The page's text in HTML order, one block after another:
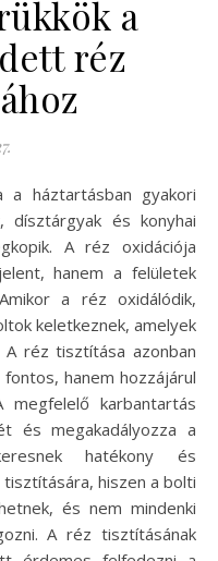
a
réz
és konyhai
A réz oxidációja
hanem a felületek
a réz oxidálódik,
keletkeznek, amelyek
réz tisztítása azonban
hanem hozzájárul
karbantartás
és megakadályozza a
hatékony és
hiszen a bolti
és nem mindenki
A réz tisztításának